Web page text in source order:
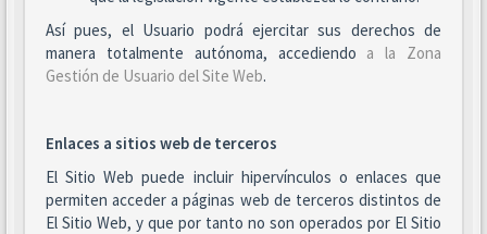
Así pues, el Usuario podrá ejercitar sus derechos de
manera totalmente autónoma, accediendo a la Zona
Gestión de Usuario del Site Web.
Enlaces a sitios web de terceros
El Sitio Web puede incluir hipervínculos o enlaces que
permiten acceder a páginas web de terceros distintos de
El Sitio Web, y que por tanto no son operados por El Sitio